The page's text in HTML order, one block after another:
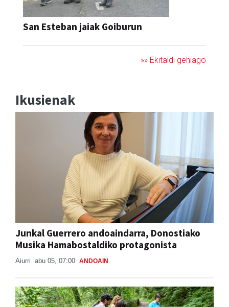
San Esteban jaiak Goiburun
»» Ekitaldi gehiago
Ikusienak
Junkal Guerrero andoaindarra, Donostiako
Musika Hamabostaldiko protagonista
Aiurri abu 05, 07:00 ANDOAIN